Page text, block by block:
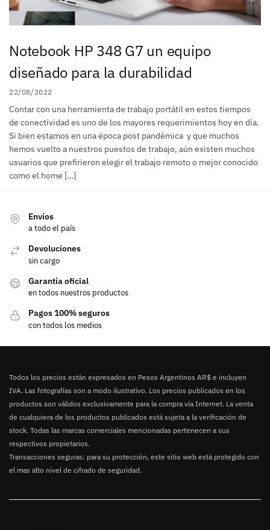
Notebook HP 348 G7 un equipo
diseñado para la durabilidad
22/08/2022
Contar con una herramienta de trabajo portátil en estos tiempos
de conectividad es uno de los mayores requerimientos hoy en día.
Si bien estamos en una época post pandémica y que muchos
hemos vuelto a nuestros puestos de trabajo, aún existen muchos
usuarios que prefirieron elegir el trabajo remoto o mejor conocido
como el home […]
Envíos
a todo el país
Devoluciones
sin cargo
Garantía oficial
en todos nuestros productos
Pagos 100% seguros
con todos los medios
Todos los precios están expresados en Pesos Argentinos AR$ e incluyen
IVA. Las fotografías son a modo ilustrativo. Los precios publicados en los
productos son válidos exclusivamente para la compra vía Internet. La venta
de cualquiera de los productos publicados está sujeta a la verificación de
stock. Todas las marcas comerciales mencionadas pertenecen a sus
respectivos propietarios.
Transacciones seguras: para su protección, este sitio web está protegido con
el mas alto nivel de cifrado de seguridad.